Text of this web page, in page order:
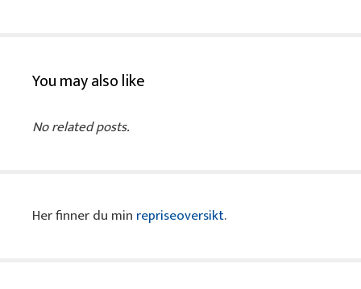
You may also like
No related posts.
Her finner du min repriseoversikt.